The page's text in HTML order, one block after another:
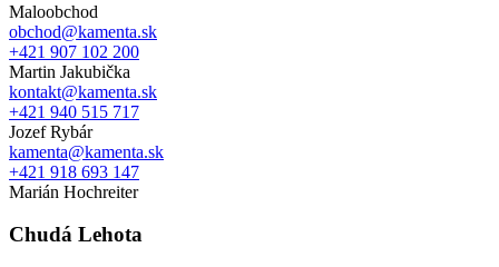
Maloobchod
obchod@kamenta.sk
+421 907 102 200
Martin Jakubička
kontakt@kamenta.sk
+421 940 515 717
Jozef Rybár
kamenta@kamenta.sk
+421 918 693 147
Marián Hochreiter
Chudá Lehota